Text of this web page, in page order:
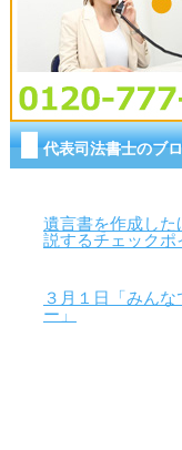
代表司法書士のブ
遺言書を作成し
説するチェックポ
３月１日「みん
ー」